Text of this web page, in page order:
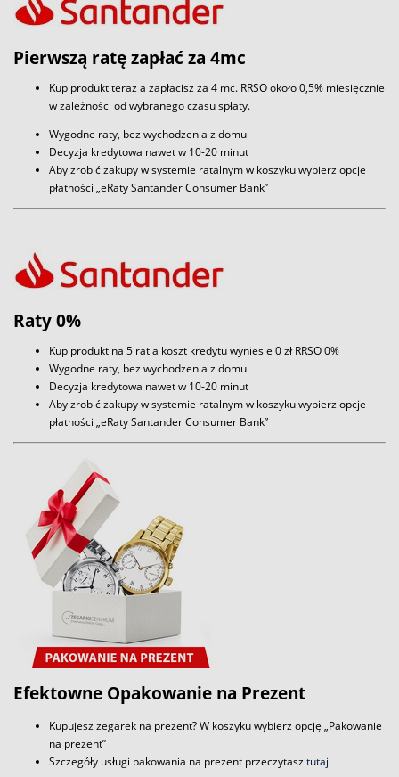
Pierwszą ratę zapłać za 4mc
Kup produkt teraz a zapłacisz za 4 mc. RRSO około 0,5% miesięcznie
w zależności od wybranego czasu spłaty.
Wygodne raty, bez wychodzenia z domu
Decyzja kredytowa nawet w 10-20 minut
Aby zrobić zakupy w systemie ratalnym w koszyku wybierz opcje
płatności „eRaty Santander Consumer Bank”
Raty 0%
Kup produkt na 5 rat a koszt kredytu wyniesie 0 zł RRSO 0%
Wygodne raty, bez wychodzenia z domu
Decyzja kredytowa nawet w 10-20 minut
Aby zrobić zakupy w systemie ratalnym w koszyku wybierz opcje
płatności „eRaty Santander Consumer Bank”
Efektowne Opakowanie na Prezent
Kupujesz zegarek na prezent? W koszyku wybierz opcję „Pakowanie
na prezent”
Szczegóły usługi pakowania na prezent przeczytasztutaj